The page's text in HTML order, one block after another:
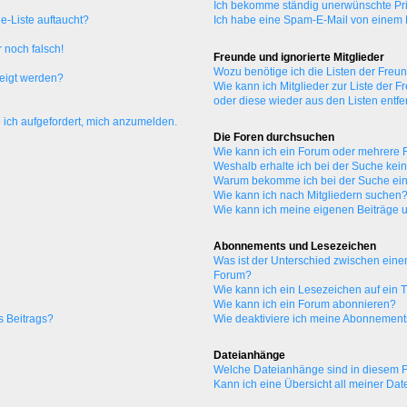
Liste auftaucht?
noch falsch!
werden?
aufgefordert, mich anzumelden.
Beitrags?
Ich bekomme ständig unerwünschte
Ich habe eine Spam-E-Mail von
Freunde und ignorierte Mitglieder
Wozu benötige ich die Listen der
Wie kann ich Mitglieder zur Liste der
oder diese wieder aus den Listen
Die Foren durchsuchen
Wie kann ich ein Forum oder mehrere
Weshalb erhalte ich bei der Suche
Warum bekomme ich bei der Suche
Wie kann ich nach Mitgliedern
Wie kann ich meine eigenen Beiträge
Abonnements und Lesezeichen
Was ist der Unterschied zwischen
Forum?
Wie kann ich ein Lesezeichen auf ein
Wie kann ich ein Forum abonnieren?
Wie deaktiviere ich meine
Dateianhänge
Welche Dateianhänge sind in diesem
Kann ich eine Übersicht all meiner